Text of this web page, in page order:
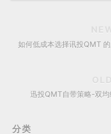
如何低成本选择讯投QMT
迅投QMT自带策略-双
分类